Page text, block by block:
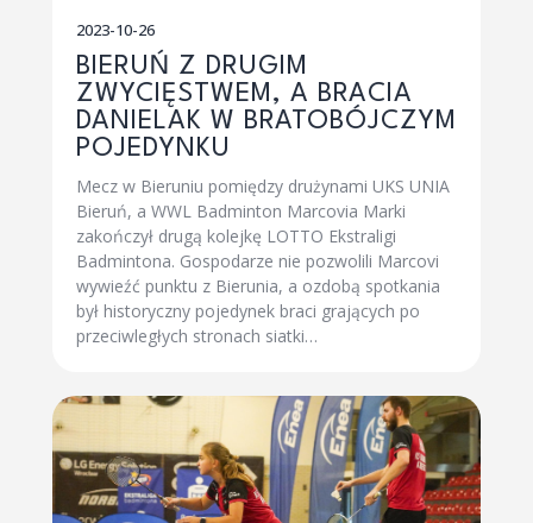
2023-10-26
BIERUŃ Z DRUGIM
ZWYCIĘSTWEM, A BRACIA
DANIELAK W BRATOBÓJCZYM
POJEDYNKU
Mecz w Bieruniu pomiędzy drużynami UKS UNIA
Bieruń, a WWL Badminton Marcovia Marki
zakończył drugą kolejkę LOTTO Ekstraligi
Badmintona. Gospodarze nie pozwolili Marcovi
wywieźć punktu z Bierunia, a ozdobą spotkania
był historyczny pojedynek braci grających po
przeciwległych stronach siatki…